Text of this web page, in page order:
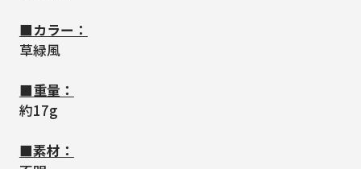
■カラー：
草緑風
■重量：
約17g
■素材：